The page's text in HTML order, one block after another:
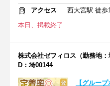
アクセス
西大宮駅 徒歩
本日、掲載終了
株式会社ゼフィロス（勤務地
D：埼00144
【グルー